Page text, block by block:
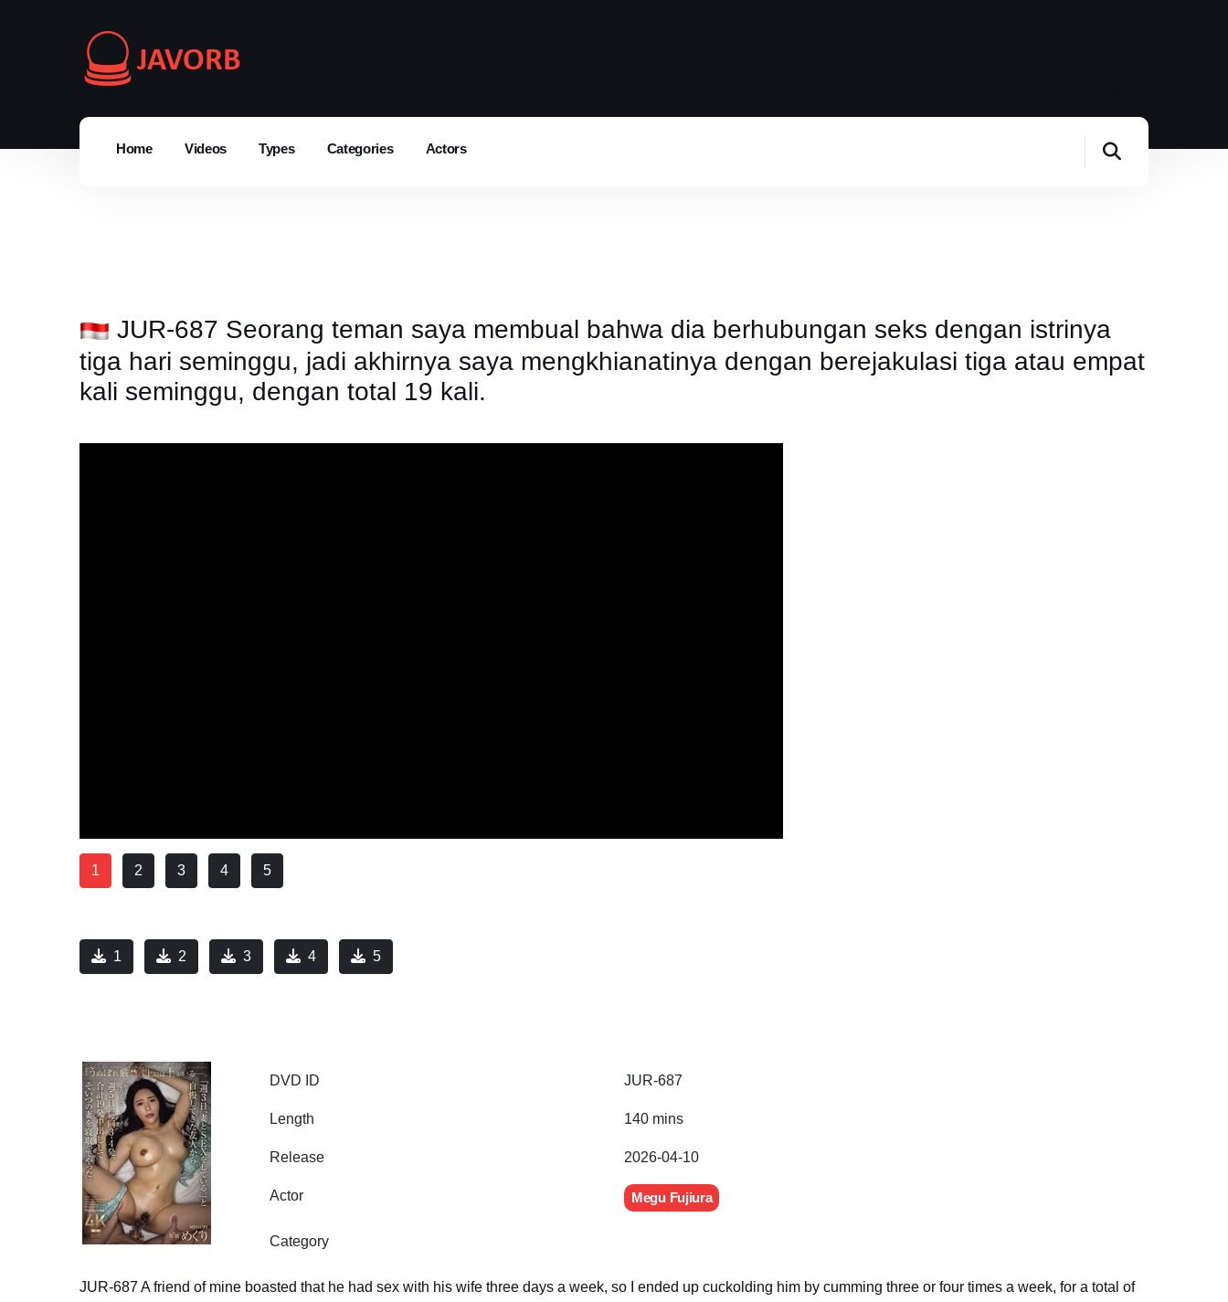
Home Videos Types Categories Actors
JUR-687 Seorang teman saya membual bahwa dia berhubungan seks dengan istrinya
tiga hari seminggu, jadi akhirnya saya mengkhianatinya dengan berejakulasi tiga atau empat
kali seminggu, dengan total 19 kali.
1 2 3 4 5
1 2 3 4 5
DVD ID JUR-687
Length 140 mins
Release 2026-04-10
Actor Megu Fujiura
Category
JUR-687 A friend of mine boasted that he had sex with his wife three days a week, so I ended up cuckolding him by cumming three or four times a week, for a total of